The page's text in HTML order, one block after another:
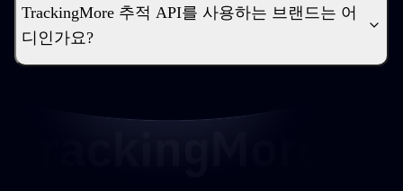
TrackingMore 추적 API를 사용하는 브랜드는 어
디인가요?